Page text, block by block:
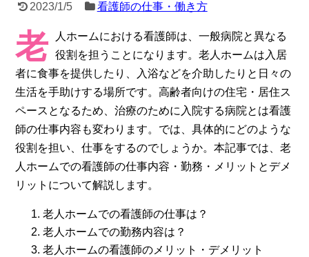
2023/1/5 看護師の仕事・働き方
老
人ホームにおける看護師は、一般病院と異なる
役割を担うことになります。老人ホームは入居
者に食事を提供したり、入浴などを介助したりと日々の
生活を手助けする場所です。高齢者向けの住宅・居住ス
ペースとなるため、治療のために入院する病院とは看護
師の仕事内容も変わります。では、具体的にどのような
役割を担い、仕事をするのでしょうか。本記事では、老
人ホームでの看護師の仕事内容・勤務・メリットとデメ
リットについて解説します。
老人ホームでの看護師の仕事は？
老人ホームでの勤務内容は？
老人ホームの看護師のメリット・デメリット